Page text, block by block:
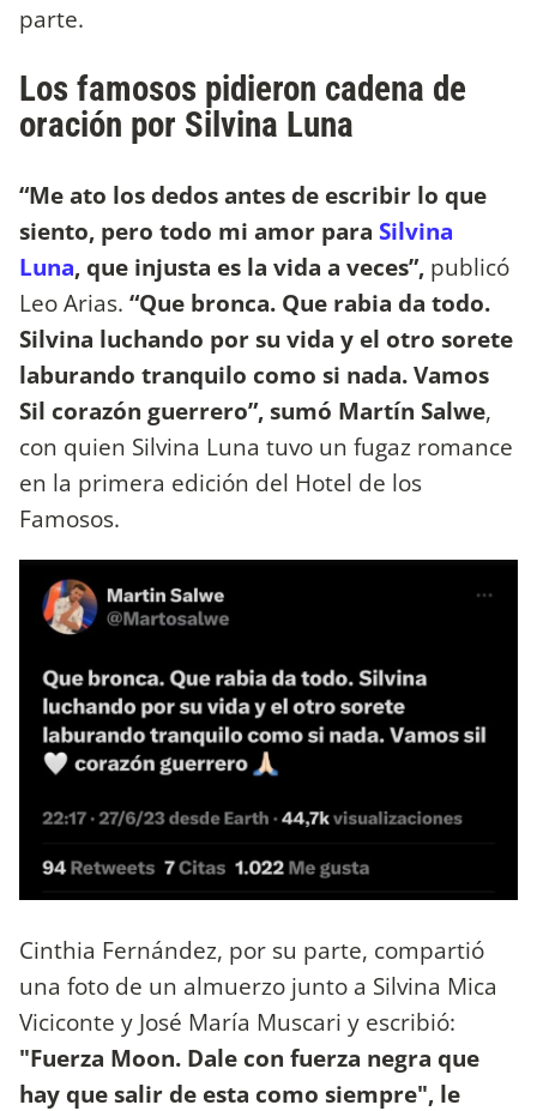
parte.
Los famosos pidieron cadena de
oración por Silvina Luna
“Me ato los dedos antes de escribir lo que
siento, pero todo mi amor para Silvina
Luna, que injusta es la vida a veces”, publicó
Leo Arias. “Que bronca. Que rabia da todo.
Silvina luchando por su vida y el otro sorete
laburando tranquilo como si nada. Vamos
Sil corazón guerrero”, sumó Martín Salwe,
con quien Silvina Luna tuvo un fugaz romance
en la primera edición del Hotel de los
Famosos.
Cinthia Fernández, por su parte, compartió
una foto de un almuerzo junto a Silvina Mica
Viciconte y José María Muscari y escribió:
"Fuerza Moon. Dale con fuerza negra que
hay que salir de esta como siempre", le